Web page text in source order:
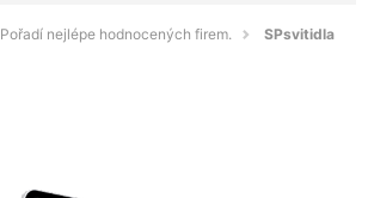
Pořadí nejlépe hodnocených firem. SPsvitidla